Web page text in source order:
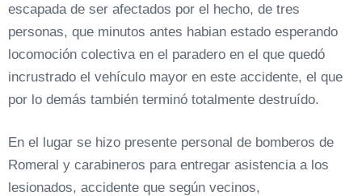
escapada de ser afectados por el hecho, de tres
personas, que minutos antes habian estado esperando
locomoción colectiva en el paradero en el que quedó
incrustrado el vehículo mayor en este accidente, el que
por lo demás también terminó totalmente destruído.
En el lugar se hizo presente personal de bomberos de
Romeral y carabineros para entregar asistencia a los
lesionados, accidente que según vecinos,